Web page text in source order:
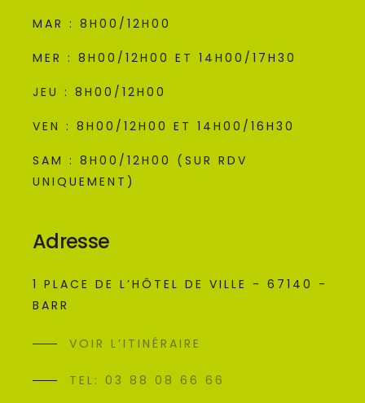
MAR : 8H00/12H00
MER : 8H00/12H00 ET 14H00/17H30
JEU : 8H00/12H00
VEN : 8H00/12H00 ET 14H00/16H30
SAM : 8H00/12H00 (SUR RDV
UNIQUEMENT)
Adresse
1 PLACE DE L’HÔTEL DE VILLE - 67140 -
BARR
VOIR L’ITINÉRAIRE
TEL: 03 88 08 66 66